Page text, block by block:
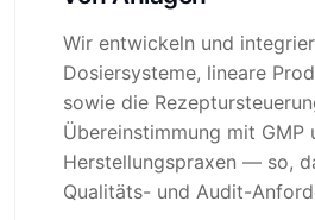
Wir entwickeln und
Dosiersysteme, lineare
sowie die
Übereinstimmung mit GMP
Herstellungspraxen — so,
Qualitäts- und Audit-